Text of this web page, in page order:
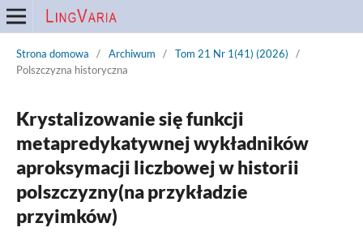
Strona domowa / Archiwum / Tom 21 Nr 1(41) (2026)
/
Polszczyzna historyczna
Krystalizowanie się funkcji
metapredykatywnej wykładników
aproksymacji liczbowej w historii
polszczyzny(na przykładzie
przyimków)